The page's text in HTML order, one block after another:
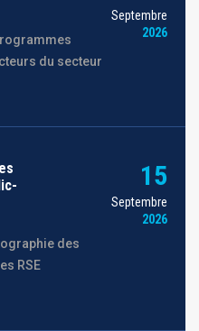
du secteur
Septembre
2026
des
RSE
15
Septembre
2026